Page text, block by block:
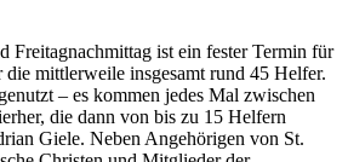
Freitagnachmittag ist ein fester Termin für
mittlerweile insgesamt rund 45 Helfer.
– es kommen jedes Mal zwischen
die dann von bis zu 15 Helfern
Giele. Neben Angehörigen von St.